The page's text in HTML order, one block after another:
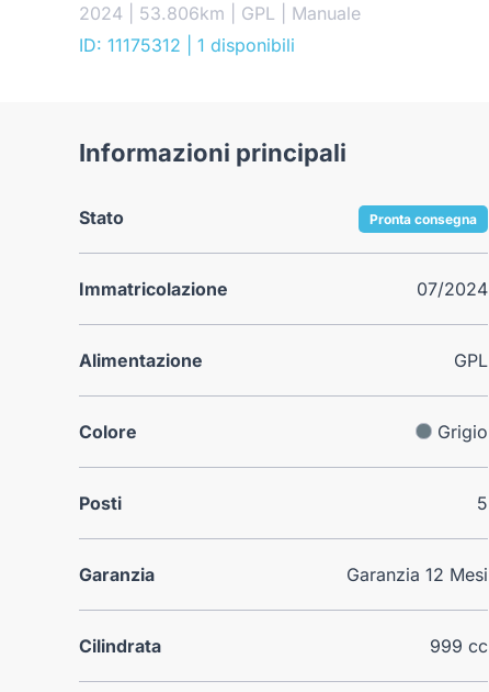
2024 | 53.806km | GPL | Manuale
ID: 11175312
| 1 disponibili
Informazioni principali
Stato Pronta consegna
Immatricolazione 07/2024
Alimentazione GPL
Colore Grigio
Posti 5
Garanzia Garanzia 12 Mesi
Cilindrata 999 cc